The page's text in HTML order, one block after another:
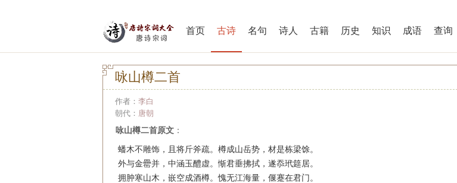
首页 古诗 名句 诗人 古籍 历史 知识 成语 查询
咏山樽二首
作者： 李白
朝代： 唐朝
咏山樽二首原文 ：
蟠木不雕饰，且将斤斧疏。樽成山岳势，材是栋梁馀。
外与金罍并，中涵玉醴虚。惭君垂拂拭，遂忝玳筵居。
拥肿寒山木，嵌空成酒樽。愧无江海量，偃蹇在君门。